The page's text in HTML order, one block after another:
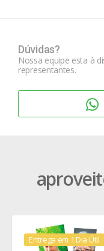
Dúvidas?
Nossa equipe esta à
representantes.
Entrega em 1 Dia Útil